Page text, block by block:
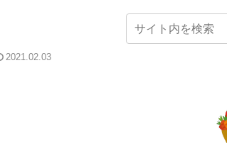
2021.02.03